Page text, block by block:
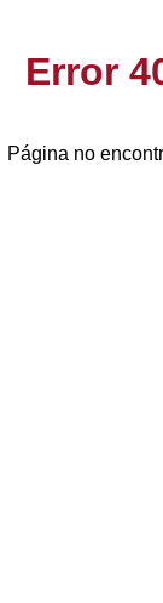
Error
Página no